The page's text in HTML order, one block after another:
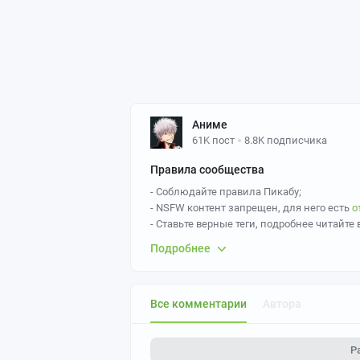
Аниме
61K пост 8.8K подписчика
Правила сообщества
- Соблюдайте правила Пикабу;
- NSFW контент запрещен, для него есть
- Ставьте верные теги, подробнее читайте
Так же желательно указывать персонажа
- Если вы постите картинки, созданные с
нейросетей";
Подробнее
Все комментарии